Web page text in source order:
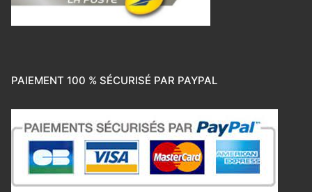
PAIEMENT 100 % SÉCURISÉ PAR PAYPAL